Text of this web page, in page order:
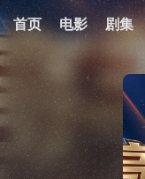
首页 电影 剧集
我的观